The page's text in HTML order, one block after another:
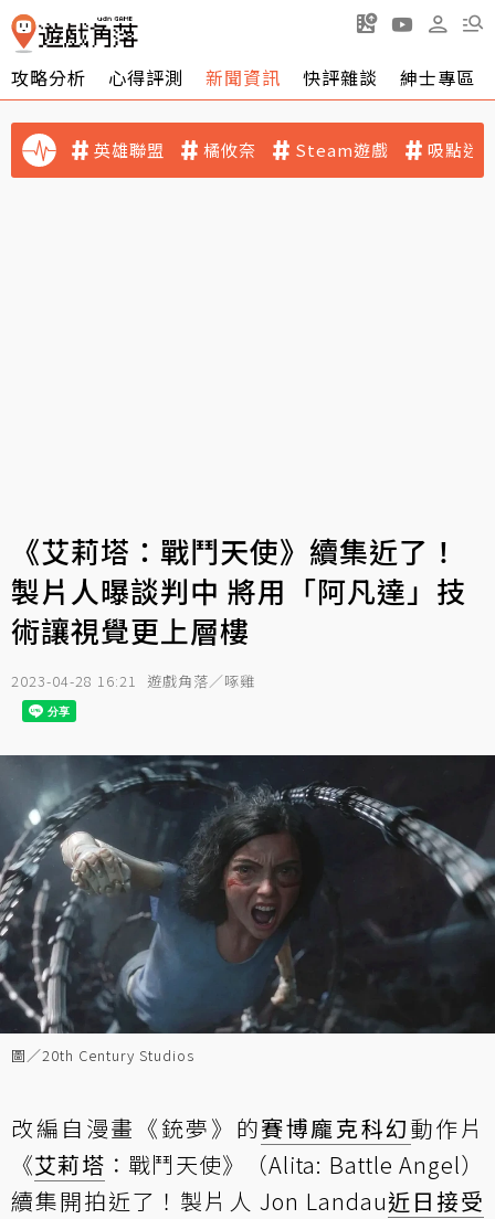
攻略分析 心得評測 新聞資訊 快評雜談 紳士專區
英雄聯盟 橘攸奈 Steam遊戲 吸點迷
《艾莉塔：戰鬥天使》續集近了！
製片人曝談判中 將用「阿凡達」技
術讓視覺更上層樓
2023-04-28 16:21 遊戲角落／啄雞
圖／20th Century Studios
改編自漫畫《銃夢》的賽博龐克科幻動作片
《艾莉塔 ：戰鬥天使》（Alita: Battle Angel）
續集開拍近了！製片人 Jon Landau近日接受